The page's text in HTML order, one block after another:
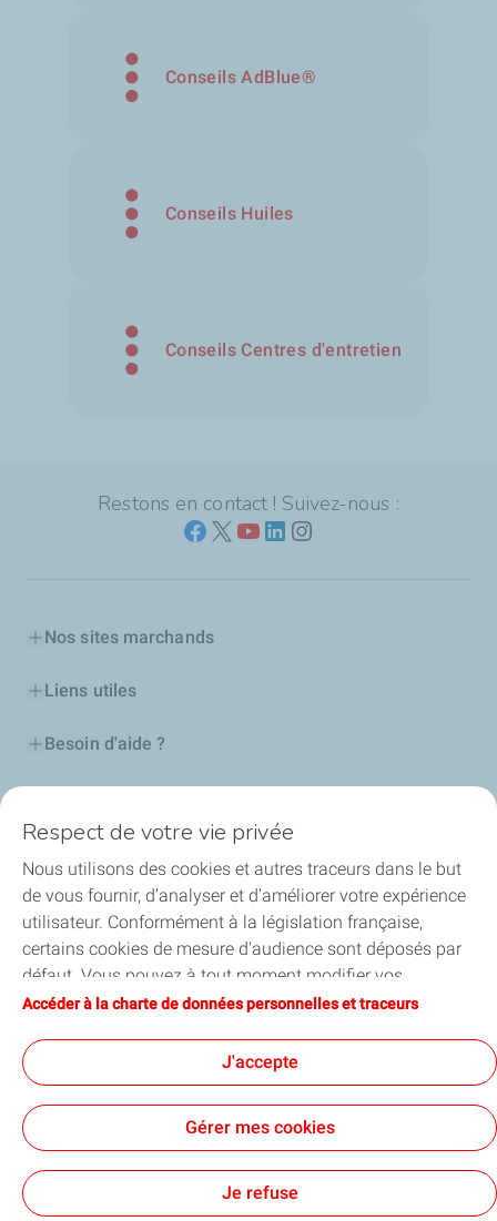
Conseils AdBlue®
Conseils Huiles
Conseils Centres d'entretien
Restons en contact ! Suivez-nous :
Nos sites marchands
Liens utiles
Besoin d'aide ?
Certificats d'économies d'énergie
Nos partenaires
Collaborer avec TotalEnergies
Accessibilité
Conditions Générales d’Utilisation
Accessibilité : Partiellement conforme
Respect de votre vie privée
Nous utilisons des cookies et autres traceurs dans le but
de vous fournir, d’analyser et d’améliorer votre expérience
utilisateur. Conformément à la législation française,
certains cookies de mesure d'audience sont déposés par
défaut. Vous pouvez à tout moment modifier vos
paramètres de cookies en cliquant sur le bouton « Gérer
vous acceptez le dépôt de l’ensemble des cookies. Dans le
cas où vous cliquez sur « Je refuse », seuls les cookies
techniques nécessaires au bon fonctionnement du site
seront utilisés. Pour plus d’informations, vous pouvez
traceurs ».
Accéder à la charte de données personnelles et traceurs
J'accepte
Gérer mes cookies
Je refuse